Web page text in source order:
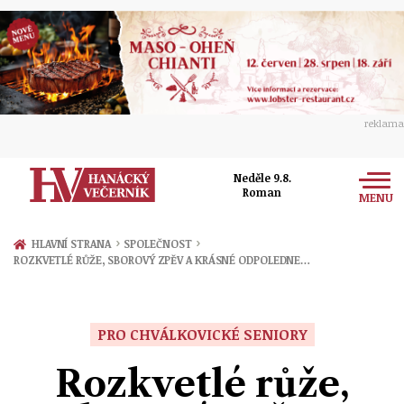
reklama
Neděle 9.8.
Roman
MENU
Zprávy
Přerov
Ekonomika
Ženy
Sport
HLAVNÍ STRANA › SPOLEČNOST ›
ROZKVETLÉ RŮŽE, SBOROVÝ ZPĚV A KRÁSNÉ ODPOLEDNE…
PRO CHVÁLKOVICKÉ SENIORY
Rozkvetlé růže,